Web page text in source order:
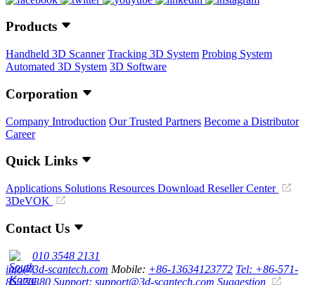
Products
Handheld 3D Scanner Tracking 3D System Probing System
Automated 3D System 3D Software
Corporation
Company Introduction Our Trusted Partners Become a Distributor
Career
Quick Links
Applications Solutions Resources Download Reseller Center
3DeVOK
Contact Us
010 3548 2131
info@3d-scantech.com Mobile: +86-13634123772 Tel: +86-571-
85370380 Support: support@3d-scantech.com Suggestion